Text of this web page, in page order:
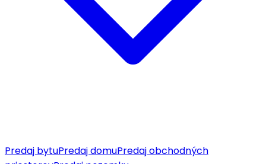
Predaj bytuPredaj domuPredaj obchodných